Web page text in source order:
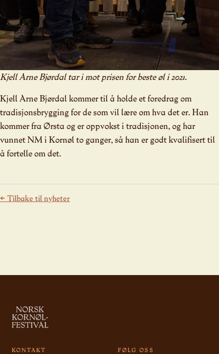
Kjell Arne Bjørdal tar i mot prisen for beste øl i 2021.
Kjell Arne Bjørdal kommer til å holde et foredrag om
tradisjonsbrygging for de som vil lære om hva det er. Han
kommer fra Ørsta og er oppvokst i tradisjonen, og har
vunnet NM i Kornøl to ganger, så han er godt kvalifisert til
å fortelle om det.
← Tilbake til nyheter
KONTAKT FØLG OSS